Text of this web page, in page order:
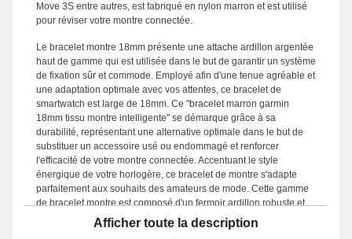
Move 3S entre autres, est fabriqué en nylon marron et est utilisé
pour réviser votre montre connectée.
Le bracelet montre 18mm présente une attache ardillon argentée
haut de gamme qui est utilisée dans le but de garantir un système
de fixation sûr et commode. Employé afin d'une tenue agréable et
une adaptation optimale avec vos attentes, ce bracelet de
smartwatch est large de 18mm. Ce "bracelet marron garmin
18mm tissu montre intelligente" se démarque grâce à sa
durabilité, représentant une alternative optimale dans le but de
substituer un accessoire usé ou endommagé et renforcer
l'efficacité de votre montre connectée. Accentuant le style
énergique de votre horlogère, ce bracelet de montre s'adapte
parfaitement aux souhaits des amateurs de mode. Cette gamme
de bracelet montre est composé d'un fermoir ardillon robuste et
est approprié avec les références Vivomove 3S, Forerunner 255S
Music, Active S, Legacy Hero Rey, Legacy Hero Captain Marvel,
Afficher toute la description